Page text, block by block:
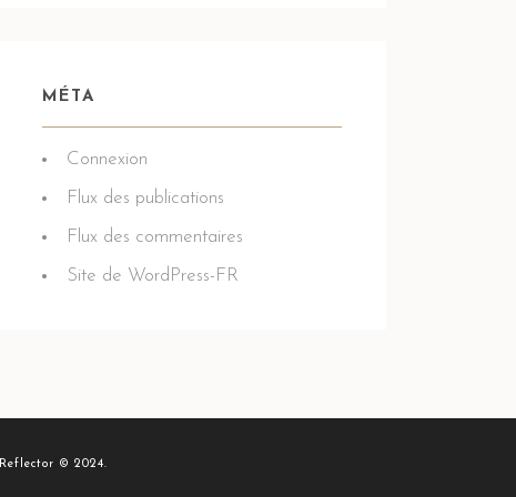
MÉTA
Connexion
Flux des publications
Flux des commentaires
Site de WordPress-FR
Reflector © 2024.